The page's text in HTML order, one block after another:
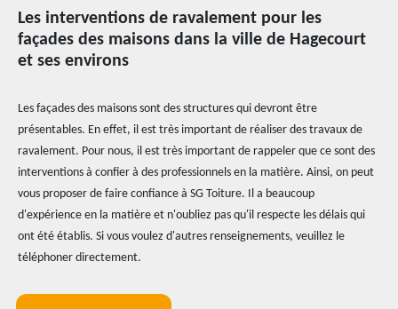
Les interventions de ravalement pour les
façades des maisons dans la ville de Hagecourt
et ses environs
Les façades des maisons sont des structures qui devront être
présentables. En effet, il est très important de réaliser des travaux de
ravalement. Pour nous, il est très important de rappeler que ce sont des
interventions à confier à des professionnels en la matière. Ainsi, on peut
vous proposer de faire confiance à SG Toiture. Il a beaucoup
d'expérience en la matière et n'oubliez pas qu'il respecte les délais qui
ont été établis. Si vous voulez d'autres renseignements, veuillez le
téléphoner directement.